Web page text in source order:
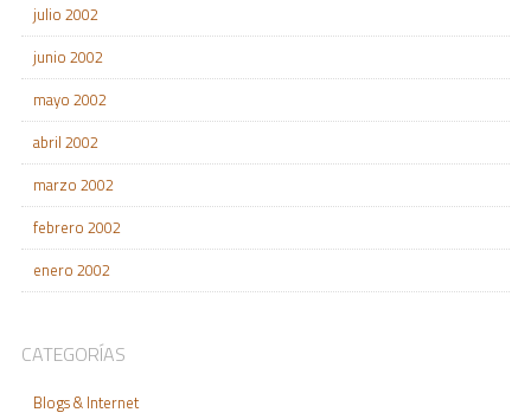
julio 2002
junio 2002
mayo 2002
abril 2002
marzo 2002
febrero 2002
enero 2002
CATEGORÍAS
Blogs & Internet